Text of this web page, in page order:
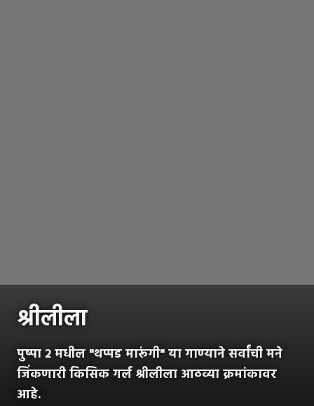
श्रीलीला
पुष्पा २ मधील "थप्पड मारूंगी" या गाण्याने सर्वांची मने
जिंकणारी किसिक गर्ल श्रीलीला आठव्या क्रमांकावर
आहे.